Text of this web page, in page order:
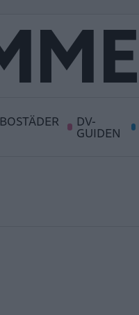
BOSTÄDER DV-
GUIDEN